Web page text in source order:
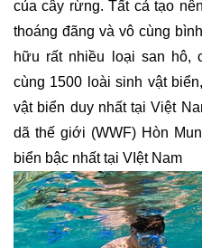
của cây rừng. Tất cả tạo
thoáng đãng và vô cùng
hữu rất nhiều loại san hô,
cùng 1500 loài sinh vật
vật biển duy nhất tại Việt
dã thế giới (WWF) Hòn
biển bậc nhất tại VIệt Nam